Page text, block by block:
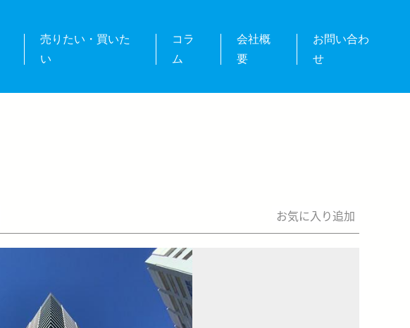
売りたい・買いた
い
コラ
ム
会社概
要
お問い合わ
せ
お気に入り追加